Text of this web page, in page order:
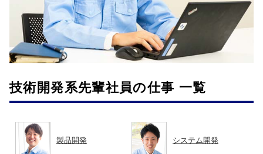
技術開発系先輩社員の仕事 一覧
製品開発 システム開発